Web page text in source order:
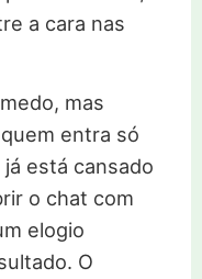
a cara nas
mas
entra só
já está cansado
o chat com
elogio
O